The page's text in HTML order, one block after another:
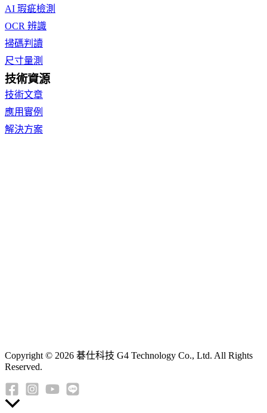
AI 瑕疵檢測
OCR 辨識
掃碼判讀
尺寸量測
技術資源
技術文章
應用實例
解決方案
Copyright © 2026 碁仕科技 G4 Technology Co., Ltd. All Rights
Reserved.